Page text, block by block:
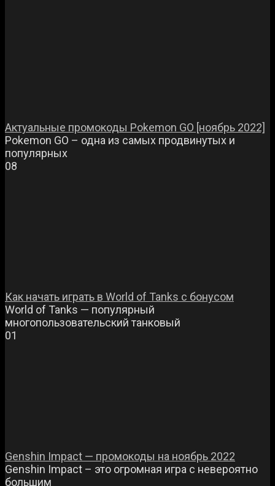
Актуальные промокоды Pokemon GO [ноябрь 2022]
Pokemon GO – одна из самых продвинутых и
популярных
08
Как начать играть в World of Tanks с бонусом
World of Tanks — популярный
многопользовательский танковый
01
Genshin Impact — промокоды на ноябрь 2022
Genshin Impact – это огромная игра с невероятно
большим